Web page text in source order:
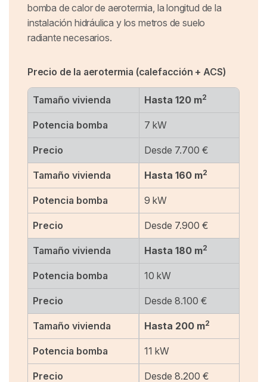
bomba de calor de aerotermia, la longitud de la
instalación hidráulica y los metros de suelo
radiante necesarios.
Precio de la aerotermia (calefacción + ACS)
Tamaño vivienda Hasta 120 m2
Potencia bomba 7 kW
Precio Desde 7.700 €
Tamaño vivienda Hasta 160 m2
Potencia bomba 9 kW
Precio Desde 7.900 €
Tamaño vivienda Hasta 180 m2
Potencia bomba 10 kW
Precio Desde 8.100 €
Tamaño vivienda Hasta 200 m2
Potencia bomba 11 kW
Precio Desde 8.200 €